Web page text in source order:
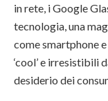
in rete, i Google
tecnologia, una
come smartphone
‘cool’ e irresistibili
desiderio dei